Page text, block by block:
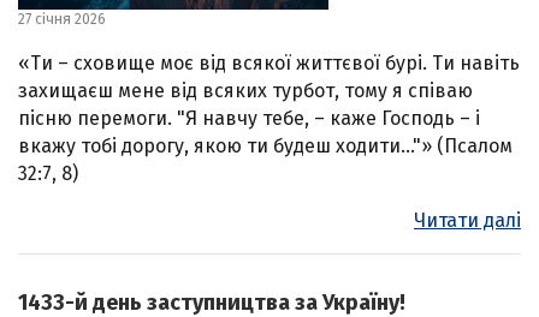
27 січня 2026
«Ти – сховище моє від всякої життєвої бурі. Ти навіть
захищаєш мене від всяких турбот, тому я співаю
пісню перемоги. "Я навчу тебе, – каже Господь – і
вкажу тобі дорогу, якою ти будеш ходити…"» (Псалом
32:7, 8)
Читати далі
1433-й день заступництва за Україну!